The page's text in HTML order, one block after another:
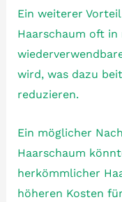
Ein weiterer
Haarschaum oft
wird, was dazu
reduzieren.
Ein möglicher
Haarschaum
herkömmlicher
höheren Kosten